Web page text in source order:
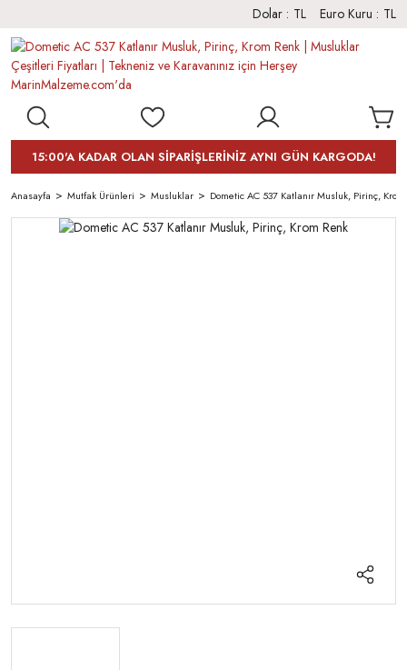
Dolar : TL Euro Kuru : TL
15:00'A KADAR OLAN SİPARİŞLERİNİZ AYNI GÜN KARGODA!
Anasayfa Mutfak Ürünleri Musluklar Dometic AC 537 Katlanır Musluk, Pirinç,